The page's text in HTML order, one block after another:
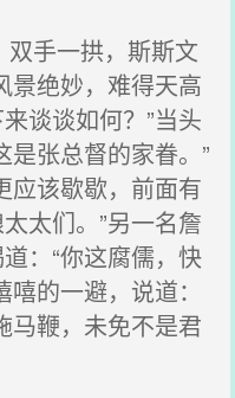
手一拱，斯斯文
景绝妙，难得天高
谈谈如何？”当头
是张总督的家眷。”
应该歇歇，前面有
太们。”另一名詹
：“你这腐儒，快
的一避，说道：
马鞭，未免不是君